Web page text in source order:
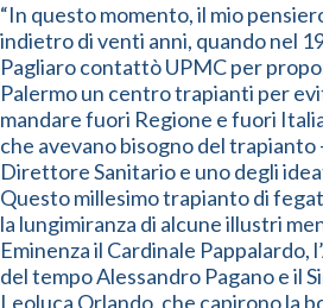
“In questo momento, il mio
indietro di venti anni, quando nel
Pagliaro contattò UPMC per
Palermo un centro trapianti per
mandare fuori Regione e fuori
che avevano bisogno del trapianto
Direttore Sanitario e uno degli
Questo millesimo trapianto di
la lungimiranza di alcune illustri
Eminenza il Cardinale Pappalardo,
del tempo Alessandro Pagano e il
Leoluca Orlando, che capirono la